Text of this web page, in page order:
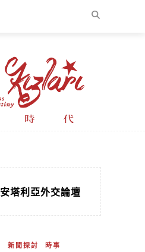
安塔利亞外交論壇
新聞探討
時事